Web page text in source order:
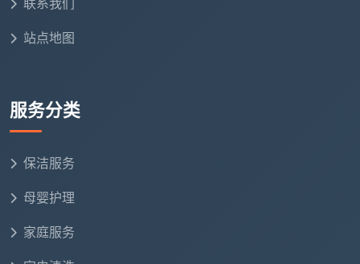
站点地图
服务分类
保洁服务
母婴护理
家庭服务